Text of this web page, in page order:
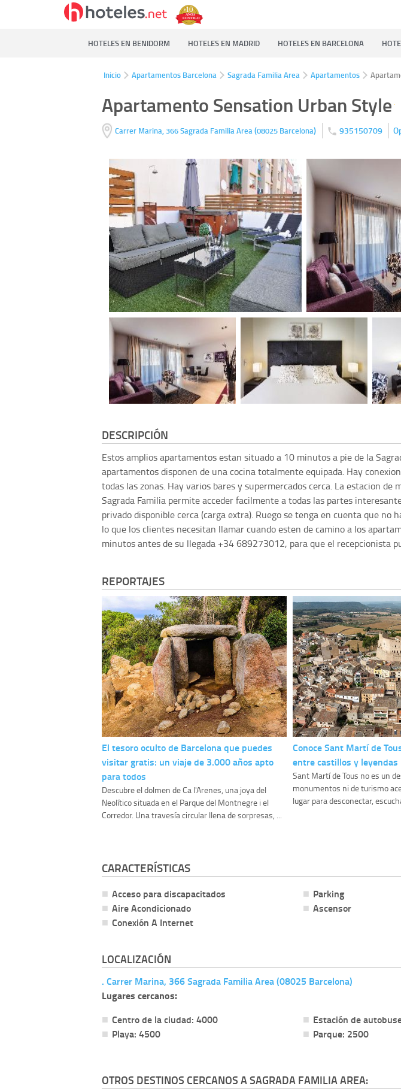
HOTELES EN BENIDORM HOTELES EN MADRID HOTELES EN BARCELONA
Inicio Apartamentos Barcelona Sagrada Familia Area Apartamentos
Apartamento Sensation Urban Style
Carrer Marina, 366Sagrada Familia Area(08025 Barcelona) 935150709
DESCRIPCIÓN
Estos amplios apartamentos estan situado a 10 minutos a pie de la
apartamentos disponen de una cocina totalmente equipada. Hay
todas las zonas. Hay varios bares y supermercados cerca. La estacion de
Sagrada Familia permite acceder facilmente a todas las partes
privado disponible cerca (carga extra). Ruego se tenga en cuenta que no
lo que los clientes necesitan llamar cuando esten de camino a los
minutos antes de su llegada +34 689273012, para que el recepcionista
REPORTAJES
El tesoro oculto de Barcelona que puedes
visitar gratis: un viaje de 3.000 años apto
para todos
Descubre el dolmen de Ca l'Arenes, una joya del
Neolítico situada en el Parque del Montnegre i el
Corredor. Una travesía circular llena de sorpresas, ...
Conoce Sant Martí de
entre castillos y leyendas
Sant Martí de Tous no es un
monumentos ni de turismo
lugar para desconectar,
CARACTERÍSTICAS
Acceso para discapacitados
Aire Acondicionado
Conexión A Internet
Parking
Ascensor
LOCALIZACIÓN
. Carrer Marina, 366 Sagrada Familia Area (08025 Barcelona)
Lugares cercanos:
Centro de la ciudad: 4000
Playa: 4500
Estación de
Parque: 2500
OTROS DESTINOS CERCANOS A SAGRADA FAMILIA AREA: